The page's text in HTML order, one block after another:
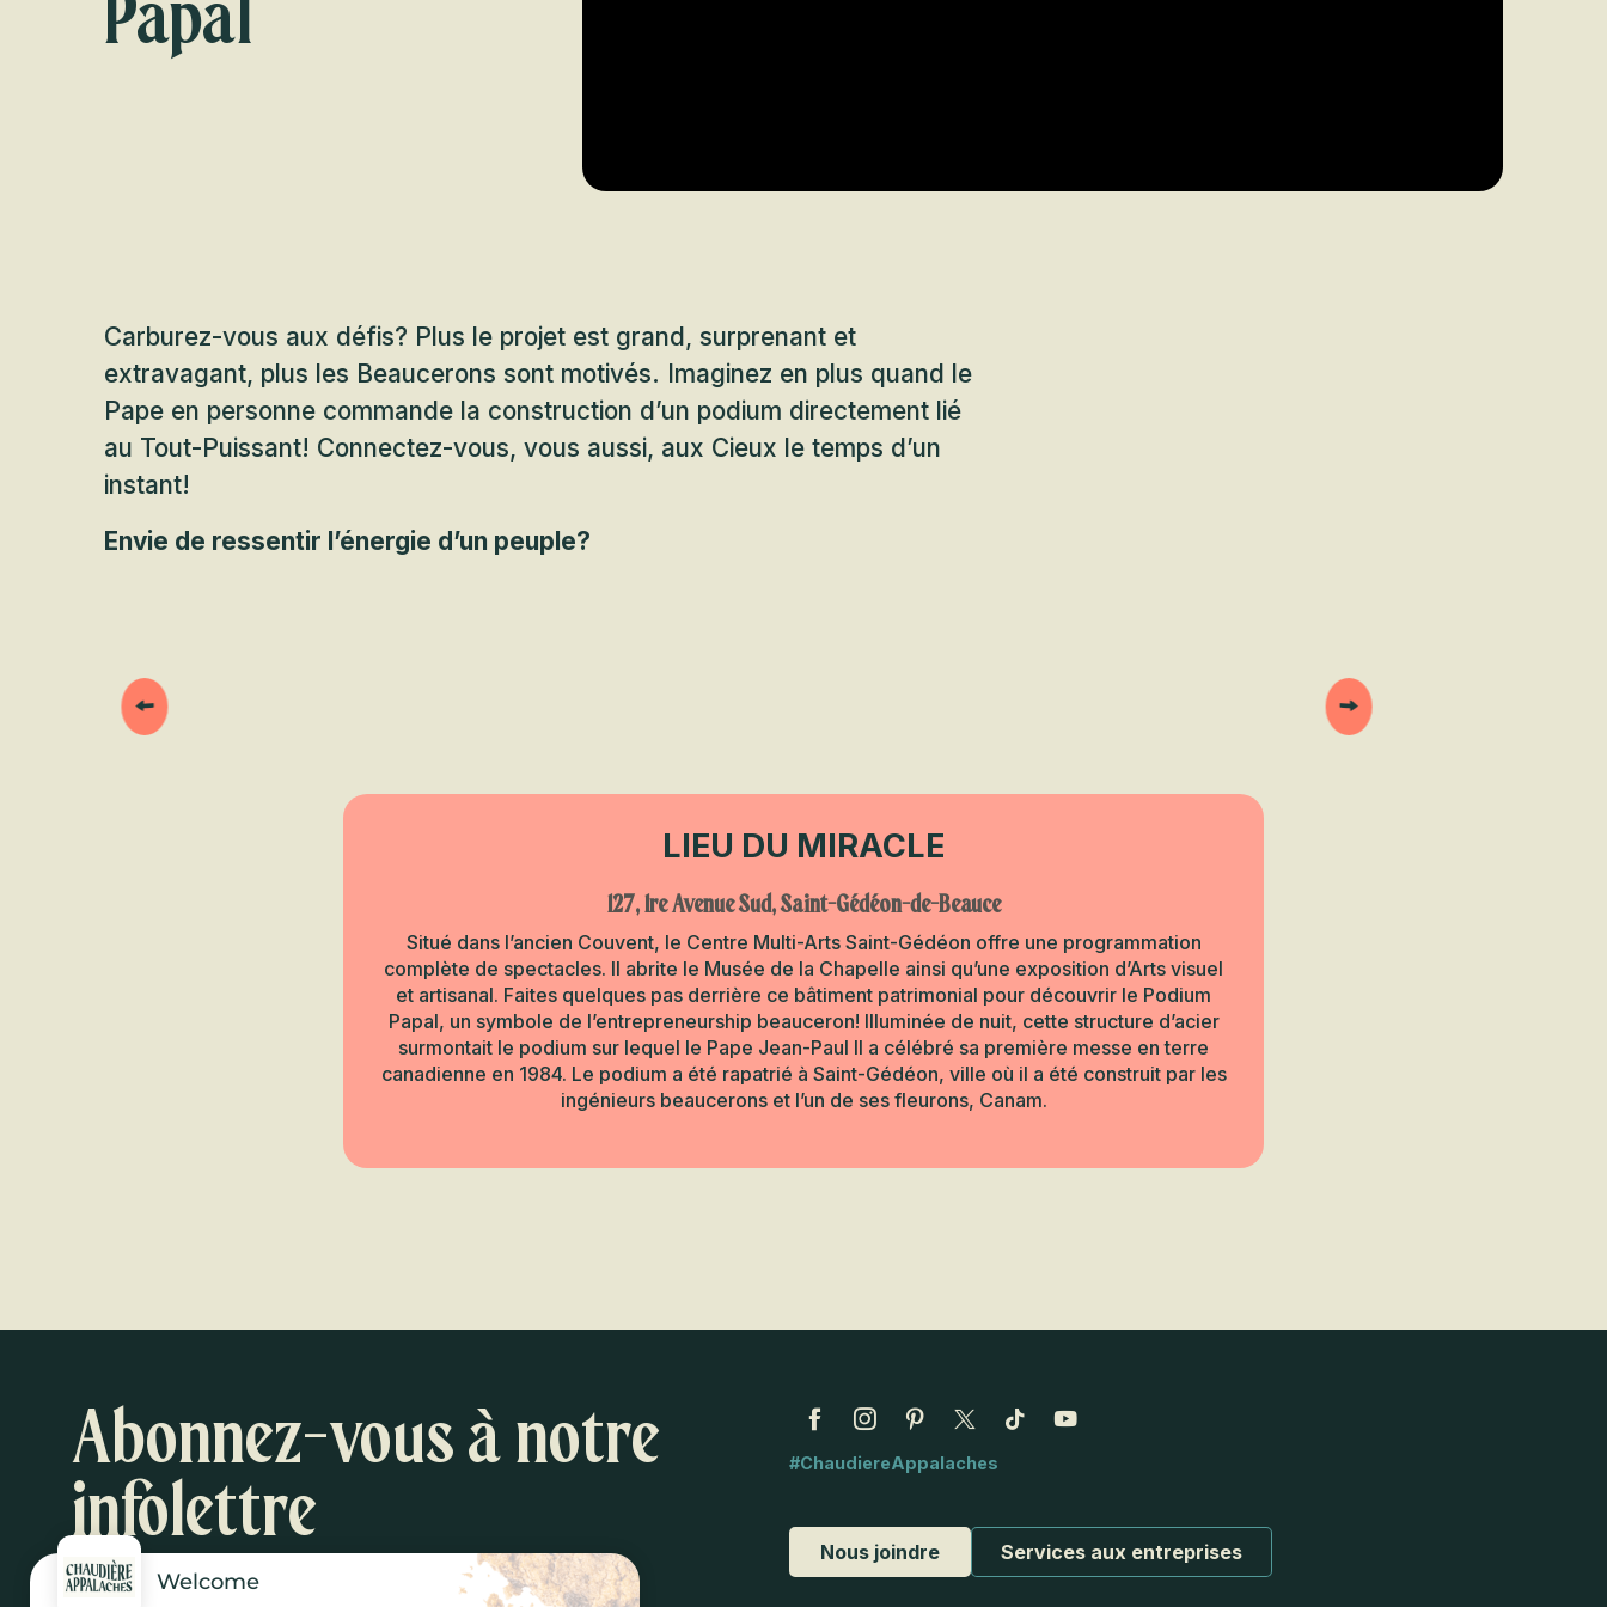
Carburez-vous aux défis? Plus le projet est grand, surprenant et
extravagant, plus les Beaucerons sont motivés. Imaginez en plus quand le
Pape en personne commande la construction d’un podium directement lié
au Tout-Puissant! Connectez-vous, vous aussi, aux Cieux le temps d’un
instant!
Envie de ressentir l’énergie d’un peuple?
LIEU DU MIRACLE
127, 1re Avenue Sud, Saint-Gédéon-de-Beauce
Situé dans l’ancien Couvent, le Centre Multi-Arts Saint-Gédéon offre une programmation
complète de spectacles. Il abrite le Musée de la Chapelle ainsi qu’une exposition d’Arts visuel
et artisanal. Faites quelques pas derrière ce bâtiment patrimonial pour découvrir le Podium
Papal, un symbole de l’entrepreneurship beauceron! Illuminée de nuit, cette structure d’acier
surmontait le podium sur lequel le Pape Jean-Paul II a célébré sa première messe en terre
canadienne en 1984. Le podium a été rapatrié à Saint-Gédéon, ville où il a été construit par les
ingénieurs beaucerons et l’un de ses fleurons, Canam.
Abonnez-vous à notre
infolettre
Inspirations et suggestions d'activités
#ChaudiereAppalaches
Nous joindre Services aux entreprises
Welcome